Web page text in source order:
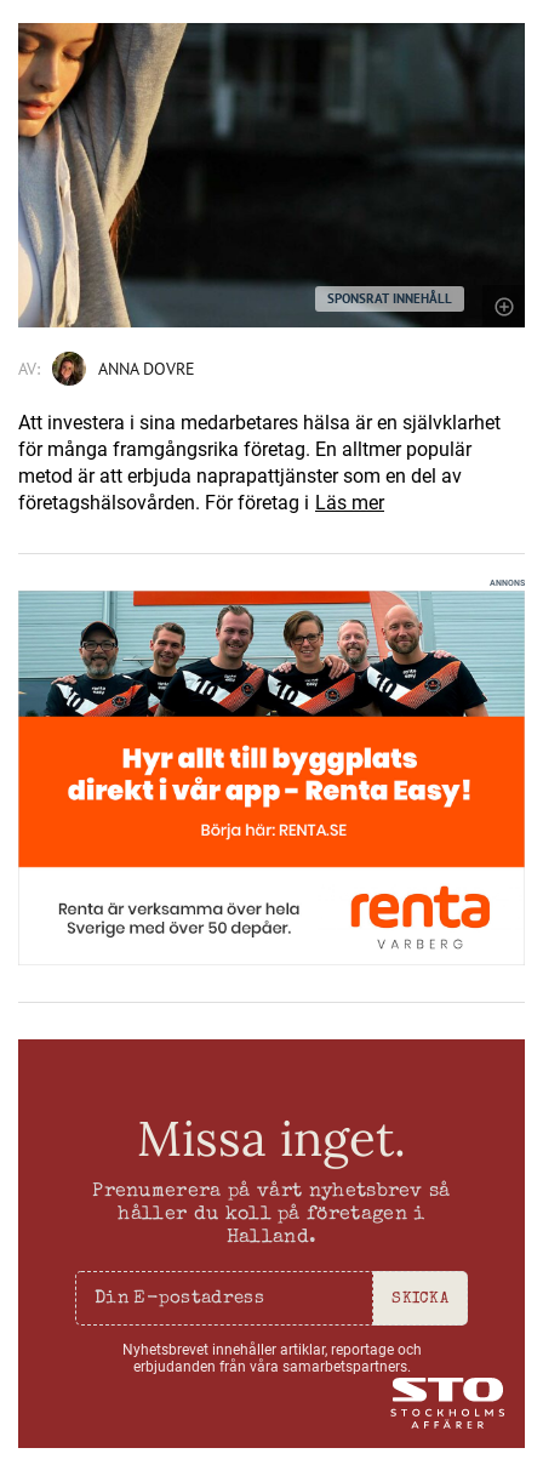
SPONSRAT INNEHÅLL
AV: ANNA DOVRE
Att investera i sina medarbetares hälsa är en självklarhet
för många framgångsrika företag. En alltmer populär
metod är att erbjuda naprapattjänster som en del av
företagshälsovården. För företag i Läs mer
ANNONS
Missa inget.
Prenumerera på vårt nyhetsbrev så
håller du koll på företagen i
Halland.
SKICKA
Nyhetsbrevet innehåller artiklar, reportage och
erbjudanden från våra samarbetspartners.